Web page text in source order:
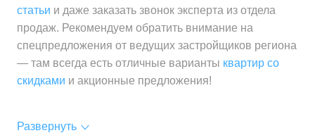
статьи и даже заказать звонок эксперта из отдела
продаж. Рекомендуем обратить внимание на
спецпредложения от ведущих застройщиков региона
— там всегда есть отличные варианты квартир со
скидками и акционные предложения!
Развернуть